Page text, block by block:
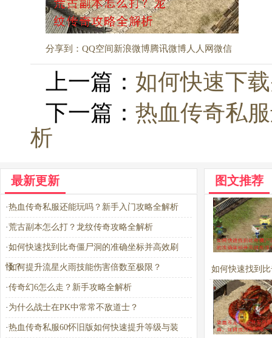
分享到： QQ空间新浪微博腾讯微博人人网微信
上一篇： 如何快速下
下一篇： 热血传奇私
析
最新更新
·热血传奇私服还能玩吗？新手入门攻略全解析
·荒古副本怎么打？龙纹传奇攻略全解析
·如何快速找到比奇僵尸洞的准确坐标并高效刷
怪？
·如何提升流星火雨技能伤害倍数至极限？
·传奇幻6怎么走？新手攻略全解析
· 为什么战士在PK中常常不敌道士？
·热血传奇私服60怀旧版如何快速提升等级与装
图文推荐
如何快速找到
洞的准确坐标
怪？